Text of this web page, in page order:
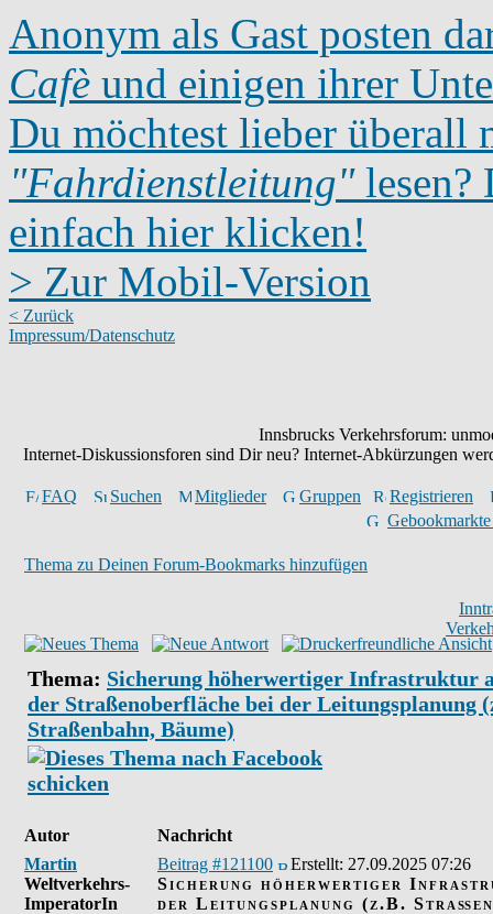
Anonym als Gast posten
Cafè und einigen ihrer
Du möchtest lieber überall
"Fahrdienstleitung"lesen?
einfach hier klicken!
> Zur Mobil-Version
< Zurück
Impressum/Datenschutz
Innsbrucks Verkehrsforum:
Internet-Diskussionsforen sind Dir neu? Internet-Abkürzungen
FAQ Suchen Mitglieder Gruppen
Registrieren
Thema zu Deinen Forum-Bookmarks hinzufügen
Thema: Sicherung höherwertiger Infrastruktur
der Straßenoberfläche bei der Leitungsplanung
Straßenbahn, Bäume)
Autor
Nachricht
Martin
Weltverkehrs-
ImperatorIn
Beitrag #121100 Erstellt: 27.09.2025 07:26
Sicherung höherwertiger
der Leitungsplanung (z.B.